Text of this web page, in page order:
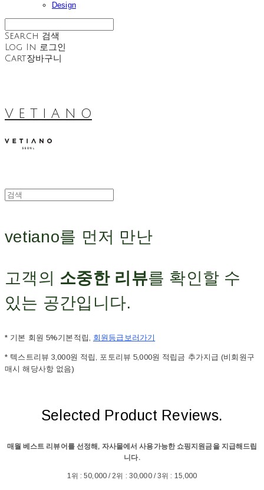
Design
Search 검색
Log In 로그인
Cart장바구니
V E T I A N O
vetiano를 먼저 만난
고객의 소중한 리뷰를 확인할 수
있는 공간입니다.
* 기본 회원 5%기본적립, 회원등급보러가기
* 텍스트리뷰 3,000원 적립, 포토리뷰 5,000원 적립금 추가지급 (비회원구
매시 해당사항 없음)
Selected Product Reviews.
매월 베스트 리뷰어를 선정해, 자사몰에서 사용가능한 쇼핑지원금을 지급해드립
니다.
1위 : 50,000 / 2위 : 30,000 / 3위 : 15,000